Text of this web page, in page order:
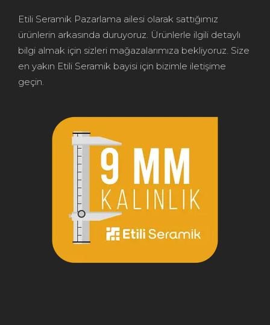
Etili Seramik Pazarlama ailesi olarak sattığımız
ürünlerin arkasında duruyoruz. Ürünlerle ilgili detaylı
bilgi almak için sizleri mağazalarımıza bekliyoruz. Size
en yakın Etili Seramik bayisi için bizimle iletişime
geçin.